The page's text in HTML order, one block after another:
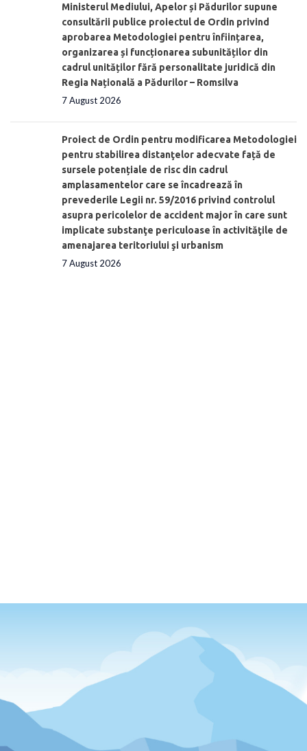
Ministerul Mediului, Apelor și Pădurilor supune
consultării publice proiectul de Ordin privind
aprobarea Metodologiei pentru înființarea,
organizarea și funcționarea subunităților din
cadrul unităților fără personalitate juridică din
Regia Națională a Pădurilor – Romsilva
7 August 2026
Proiect de Ordin pentru modificarea Metodologiei
pentru stabilirea distanţelor adecvate față de
sursele potențiale de risc din cadrul
amplasamentelor care se încadrează în
prevederile Legii nr. 59/2016 privind controlul
asupra pericolelor de accident major în care sunt
implicate substanţe periculoase în activităţile de
amenajarea teritoriului şi urbanism
7 August 2026